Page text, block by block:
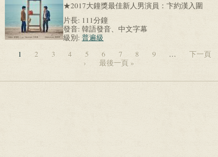
★2017大鐘獎最佳新人男演員：卞約漢入圍
片長: 111分鐘
發音: 韓語發音、中文字幕
級別: 普遍級
1 2 3 4 5 6 7 8 9 …
下一頁
›
最後一頁 »